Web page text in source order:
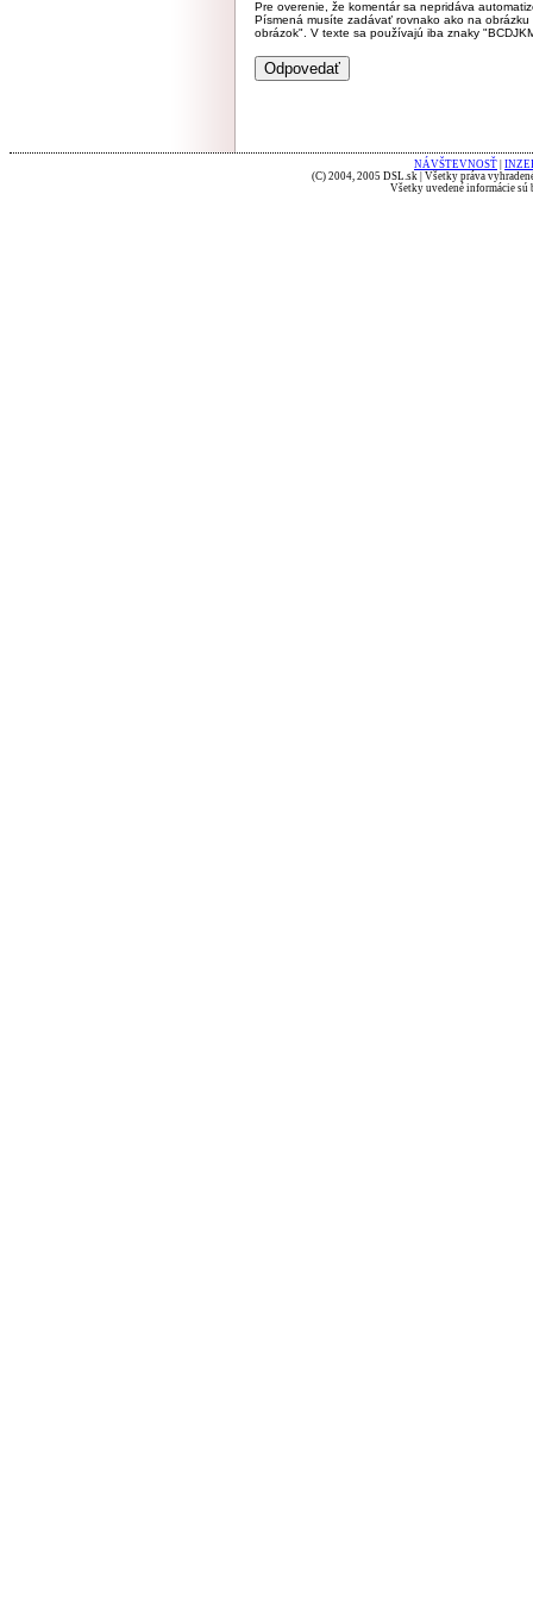
Pre overenie, že komentár sa nepridáva
Písmená musíte zadávať rovnako ako na
obrázok". V texte sa používajú iba znaky
NÁVŠTEVNOSŤ
(C) 2004, 2005 DSL.sk | Všetky práva
Všetky uvedené informácie sú